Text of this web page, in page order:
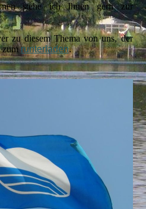
stehe ich Ihnen gern zur
zu diesem Thema von uns, der
zumrunterladen.